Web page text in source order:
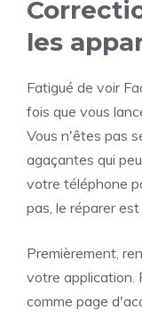
les
Fatigué de voir
fois que vous
Vous n'êtes pas
agaçantes qui
votre téléphone
pas, le réparer
Premièrement,
votre application.
comme page